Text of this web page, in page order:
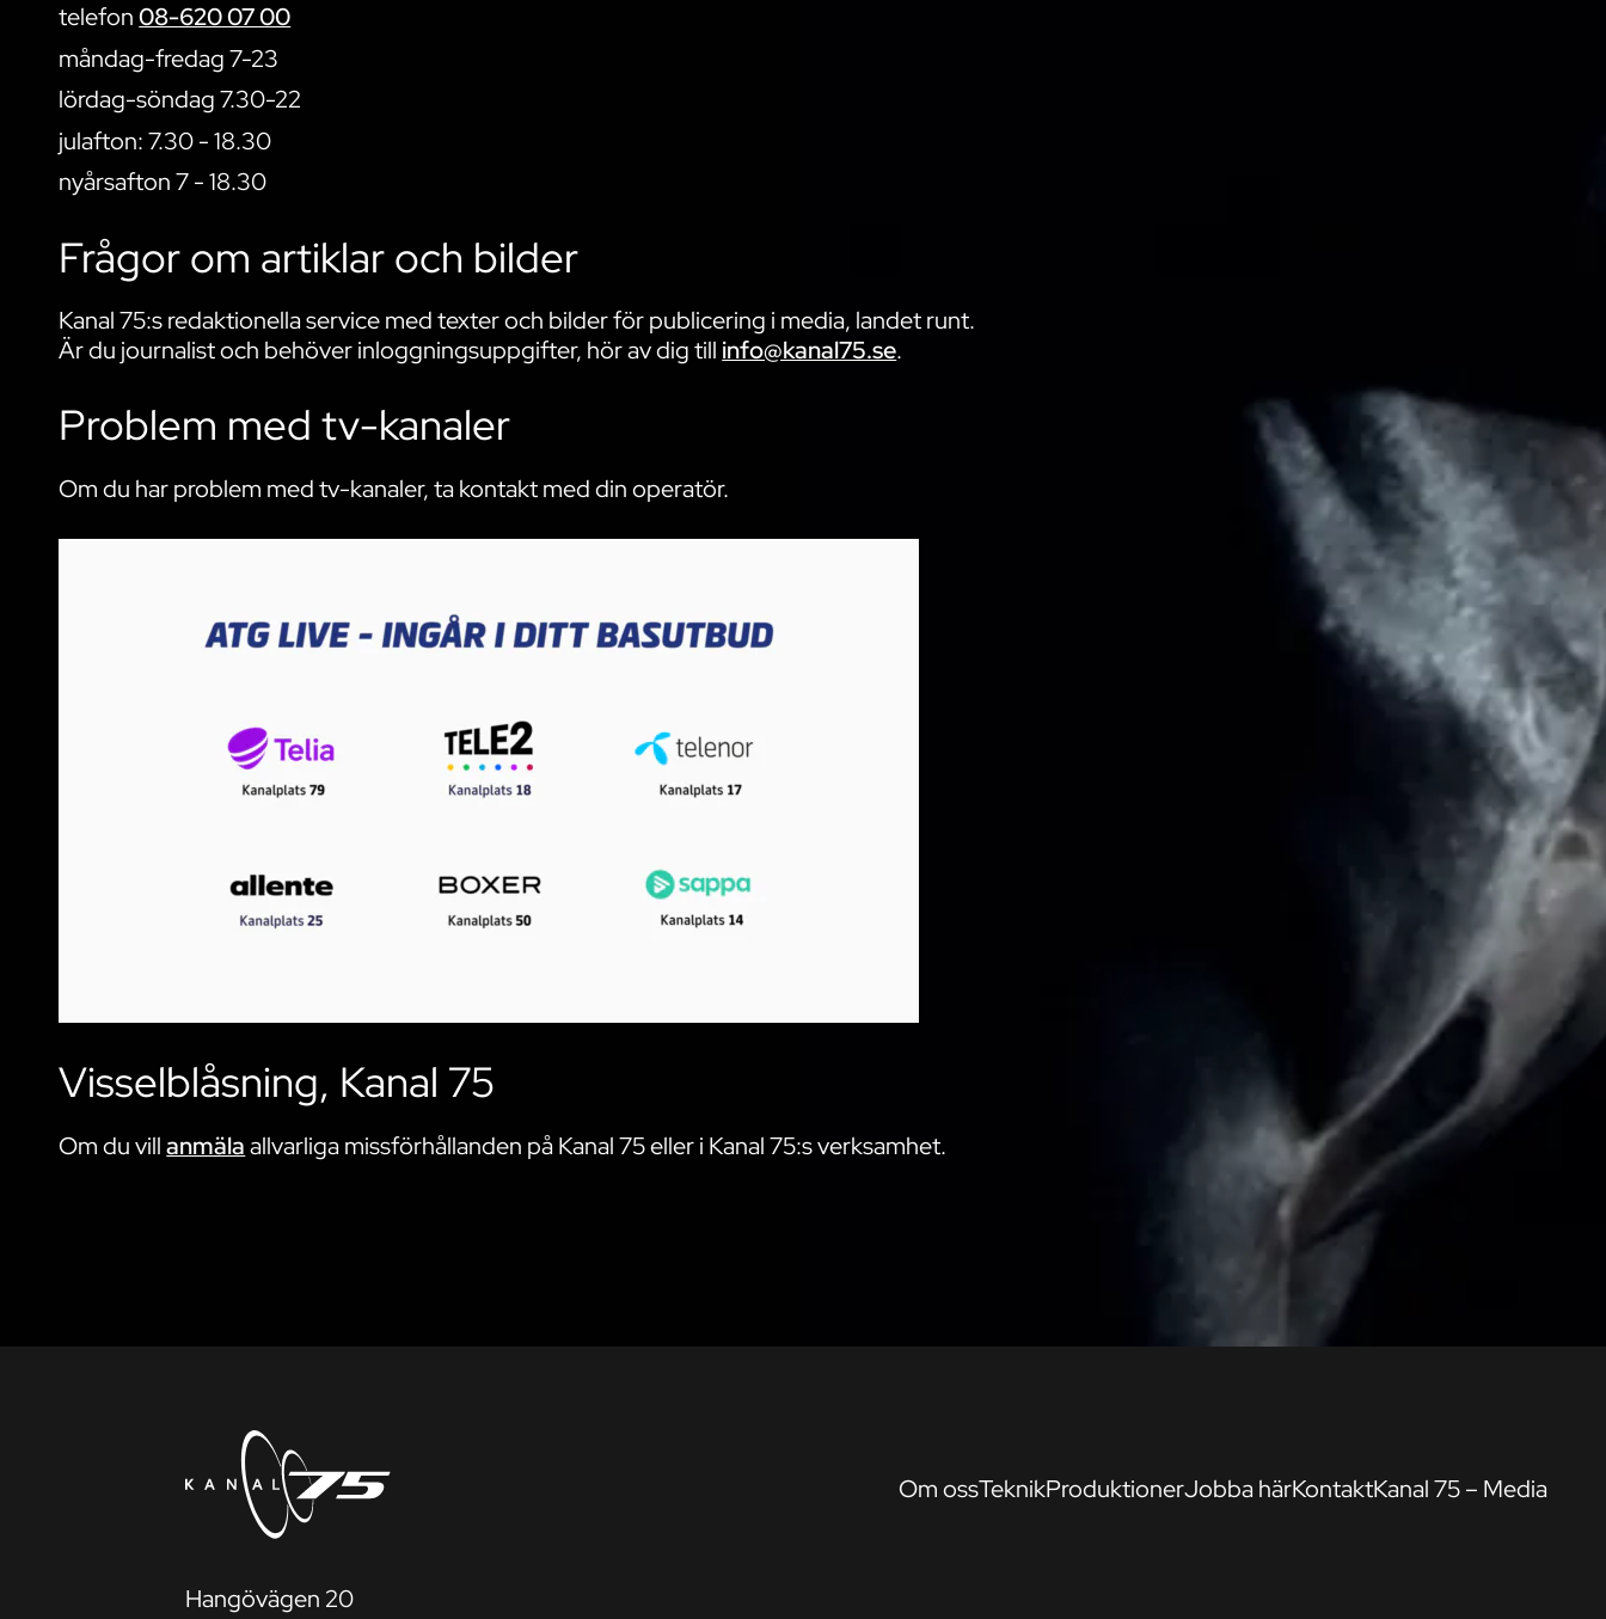
telefon08-620 07 00​
måndag-fredag 7-23
lördag-söndag 7.30-22
julafton: 7.30 - 18.30
nyårsafton 7 - 18.30
Frågor om artiklar och bilder
Kanal 75:s redaktionella service med texter och bilder för publicering i media, landet runt.
Är du journalist och behöver inloggningsuppgifter, hör av dig till info@kanal75.se.
Problem med tv-kanaler
Om du har problem med tv-kanaler, ta kontakt med din operatör.​
Visselblåsning, Kanal 75
Om du villanmälaallvarliga missförhållanden på Kanal 75 eller i Kanal 75:s verksamhet.
Hangövägen 20
Om ossTeknikProduktionerJobba härKontaktKanal 75 – Media